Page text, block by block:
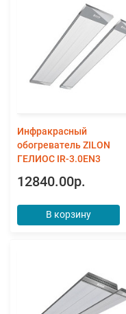
Инфракрасный
обогреватель ZILON
ГЕЛИОС IR-3.0EN3
12840.00р.
В корзину